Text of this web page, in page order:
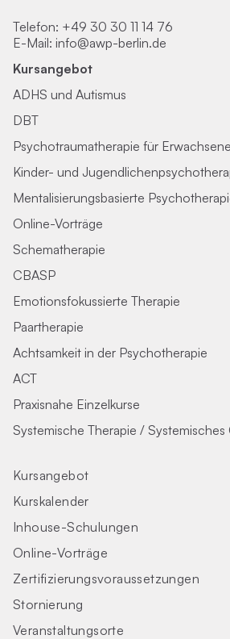
Telefon: +49 30 30 11 14 76
E-Mail: info@awp-berlin.de
Kursangebot
ADHS und Autismus
DBT
Psychotraumatherapie für
Kinder- und
Mentalisierungsbasierte
Online-Vorträge
Schematherapie
CBASP
Emotionsfokussierte Therapie
Paartherapie
Achtsamkeit in der Psychotherapie
ACT
Praxisnahe Einzelkurse
Systemische Therapie /
Kursangebot
Kurskalender
Inhouse-Schulungen
Online-Vorträge
Zertifizierungs­voraus­setzungen
Stornierung
Veranstaltungsorte